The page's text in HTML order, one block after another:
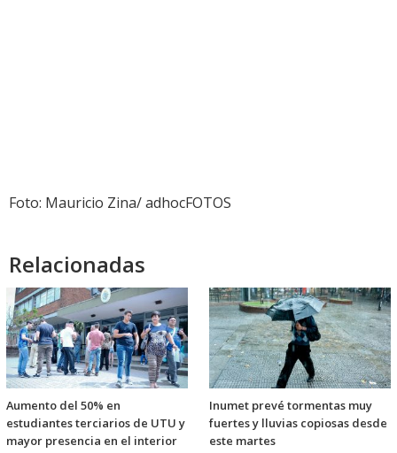
Foto: Mauricio Zina/ adhocFOTOS
Relacionadas
Aumento del 50% en
estudiantes terciarios de UTU y
mayor presencia en el interior
Inumet prevé tormentas muy
fuertes y lluvias copiosas desde
este martes